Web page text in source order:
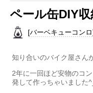
ペール缶DIY
[バーベキューコン
知り合いのバイク屋さん
2年に一回ほど安物のコ
発して作っちゃいました